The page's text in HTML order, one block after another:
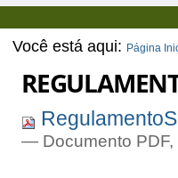
Você está aqui: Página
— Documento PDF,